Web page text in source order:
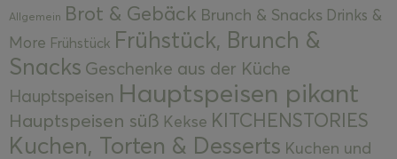
Allgemein Brot & Gebäck Brunch & Snacks Drinks &
More Frühstück Frühstück, Brunch &
Snacks Geschenke aus der Küche
Hauptspeisen Hauptspeisen pikant
Hauptspeisen süß Kekse KITCHENSTORIES
Kuchen, Torten & Desserts Kuchen und